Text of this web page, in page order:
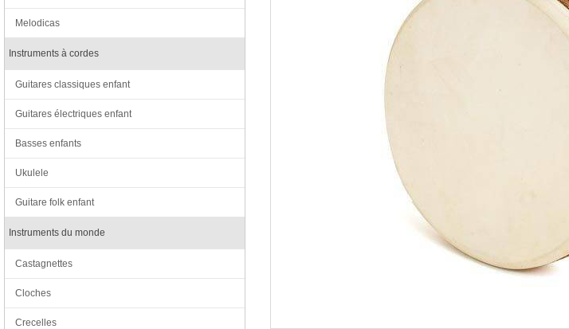
Melodicas
Instruments à cordes
Guitares classiques enfant
Guitares électriques enfant
Basses enfants
Ukulele
Guitare folk enfant
Instruments du monde
Castagnettes
Cloches
Crecelles